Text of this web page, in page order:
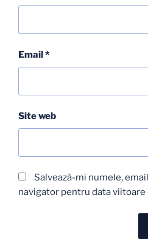
Email*
Site web
Salvează-mi numele,
navigator pentru data viitoare